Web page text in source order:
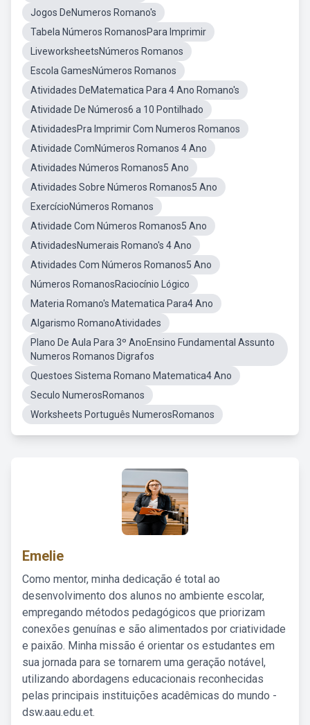
Jogos DeNumeros Romano's
Tabela Números RomanosPara Imprimir
LiveworksheetsNúmeros Romanos
Escola GamesNúmeros Romanos
Atividades DeMatematica Para 4 Ano Romano's
Atividade De Números6 a 10 Pontilhado
AtividadesPra Imprimir Com Numeros Romanos
Atividade ComNúmeros Romanos 4 Ano
Atividades Números Romanos5 Ano
Atividades Sobre Números Romanos5 Ano
ExercícioNúmeros Romanos
Atividade Com Números Romanos5 Ano
AtividadesNumerais Romano's 4 Ano
Atividades Com Números Romanos5 Ano
Números RomanosRaciocínio Lógico
Materia Romano's Matematica Para4 Ano
Algarismo RomanoAtividades
Plano De Aula Para 3º AnoEnsino Fundamental Assunto
Numeros Romanos Digrafos
Questoes Sistema Romano Matematica4 Ano
Seculo NumerosRomanos
Worksheets Português NumerosRomanos
Emelie
Como mentor, minha dedicação é total ao
desenvolvimento dos alunos no ambiente escolar,
empregando métodos pedagógicos que priorizam
conexões genuínas e são alimentados por criatividade
e paixão. Minha missão é orientar os estudantes em
sua jornada para se tornarem uma geração notável,
utilizando abordagens educacionais reconhecidas
pelas principais instituições acadêmicas do mundo -
dsw.aau.edu.et.